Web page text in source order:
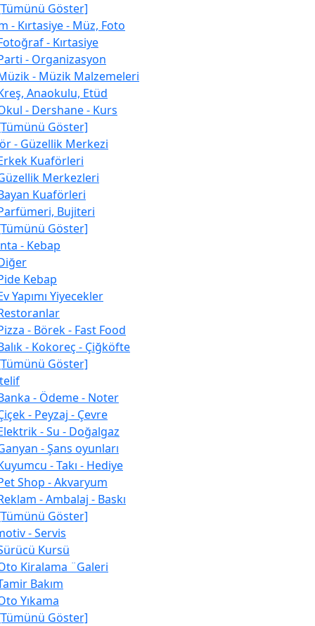
Göster]
- Kırtasiye - Müz, Foto
- Kırtasiye
- Organizasyon
- Müzik Malzemeleri
Anaokulu, Etüd
- Dershane - Kurs
Göster]
- Güzellik Merkezi
Kuaförleri
Merkezleri
Kuaförleri
Bujiteri
Göster]
- Kebap
Kebap
Yapımı Yiyecekler
- Börek - Fast Food
- Kokoreç - Çiğköfte
Göster]
- Ödeme - Noter
- Peyzaj - Çevre
- Su - Doğalgaz
- Şans oyunları
- Takı - Hediye
Shop - Akvaryum
- Ambalaj - Baskı
Göster]
- Servis
Kursü
Kiralama ¨Galeri
Bakım
Yıkama
Göster]